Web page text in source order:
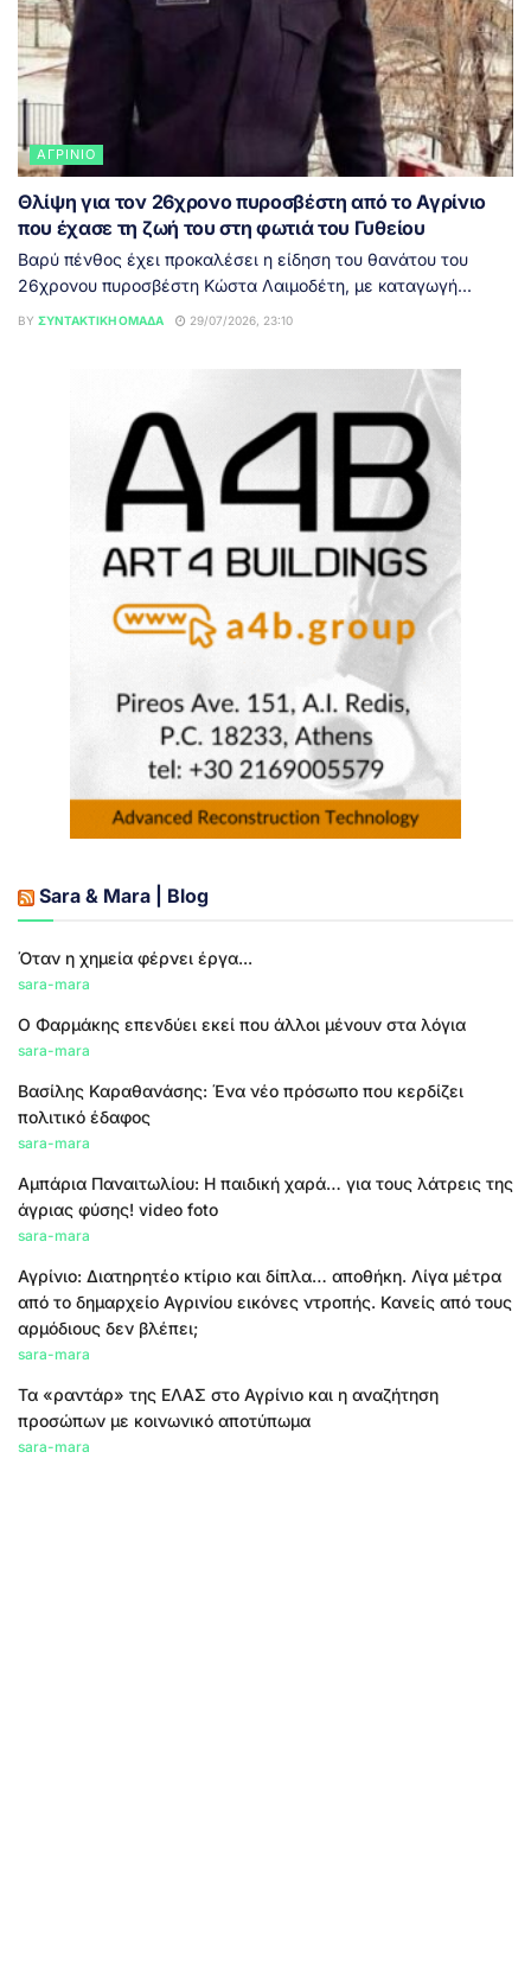
ΑΓΡΊΝΙΟ
Θλίψη για τον 26χρονο πυροσβέστη από το Αγρίνιο
που έχασε τη ζωή του στη φωτιά του Γυθείου
Βαρύ πένθος έχει προκαλέσει η είδηση του θανάτου του
26χρονου πυροσβέστη Κώστα Λαιμοδέτη, με καταγωγή...
BY ΣΥΝΤΑΚΤΙΚΉ ΟΜΆΔΑ 29/07/2026, 23:10
Sara & Mara | Blog
Όταν η χημεία φέρνει έργα...
sara-mara
Ο Φαρμάκης επενδύει εκεί που άλλοι μένουν στα λόγια
sara-mara
Βασίλης Καραθανάσης: Ένα νέο πρόσωπο που κερδίζει
πολιτικό έδαφος
sara-mara
Αμπάρια Παναιτωλίου: Η παιδική χαρά… για τους λάτρεις της
άγριας φύσης! video foto
sara-mara
Αγρίνιο: Διατηρητέο κτίριο και δίπλα… αποθήκη. Λίγα μέτρα
από το δημαρχείο Αγρινίου εικόνες ντροπής. Κανείς από τους
αρμόδιους δεν βλέπει;
sara-mara
Τα «ραντάρ» της ΕΛΑΣ στο Αγρίνιο και η αναζήτηση
προσώπων με κοινωνικό αποτύπωμα
sara-mara